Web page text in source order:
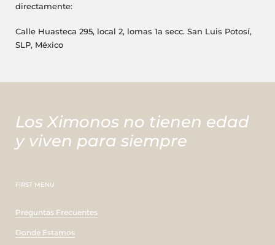
directamente:
Calle Huasteca 295, local 2, lomas 1a secc. San Luis Potosí,
SLP, México
Los Ximonos no tienen edad
y viven para siempre
FIRST MENU
Preguntas Frecuentes
Donde Estamos